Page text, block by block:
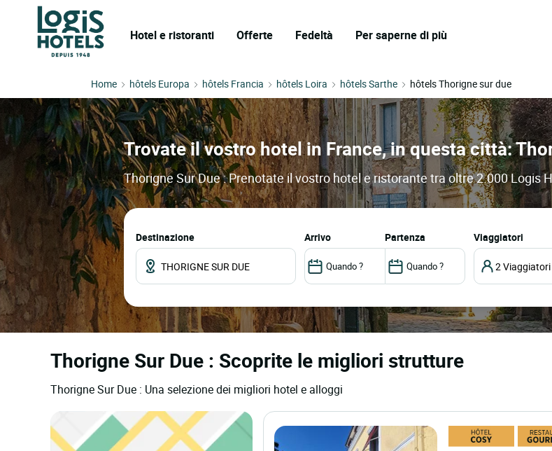
Hotel e ristoranti Offerte Fedeltà Per saperne di più
Home hôtels Europa hôtels Francia hôtels Loira hôtels Sarthe hôtels Thorigne sur due
Trovate il vostro hotel in France, in questa città:
Thorigne Sur Due : Prenotate il vostro hotel e ristorante tra oltre 2.000 Logis
Destinazione arrivo partenza Viaggiatori
2 Viaggiatori
Thorigne Sur Due : Scoprite le migliori strutture
Thorigne Sur Due : Una selezione dei migliori hotel e alloggi